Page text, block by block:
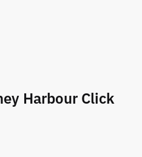
Harbour Click